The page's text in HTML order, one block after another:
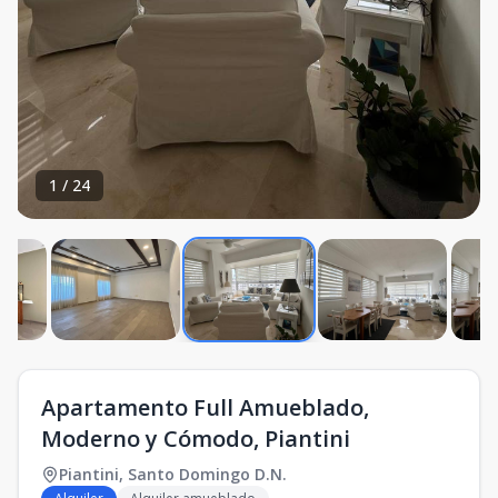
1 / 24
Apartamento Full Amueblado,
Moderno y Cómodo, Piantini
Piantini, Santo Domingo D.N.